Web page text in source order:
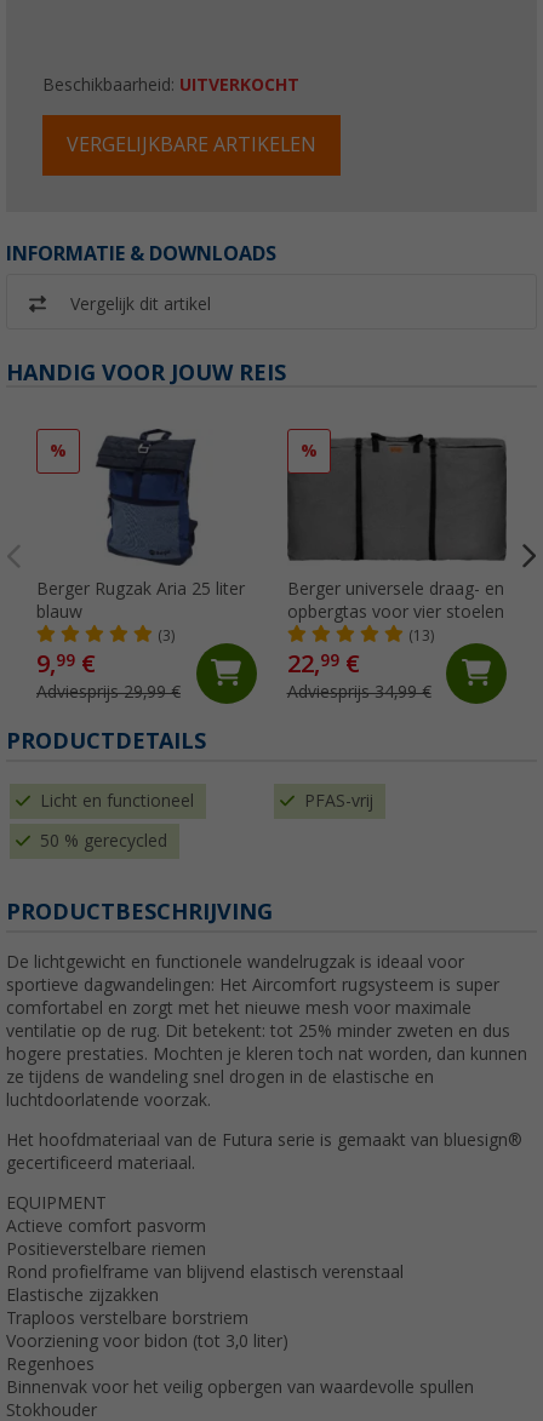
Beschikbaarheid: UITVERKOCHT
VERGELIJKBARE ARTIKELEN
INFORMATIE & DOWNLOADS
Vergelijk dit artikel
HANDIG VOOR JOUW REIS
%
Berger Rugzak Aria 25 liter
blauw
(3)
9,99 €
Adviesprijs 29,99 €
%
Berger universele draag- en
opbergtas voor vier stoelen
(13)
22,99€
Adviesprijs 34,99 €
PRODUCTDETAILS
Licht en functioneel PFAS-vrij
50 % gerecycled
PRODUCTBESCHRIJVING
De lichtgewicht en functionele wandelrugzak is ideaal voor
sportieve dagwandelingen: Het Aircomfort rugsysteem is super
comfortabel en zorgt met het nieuwe mesh voor maximale
ventilatie op de rug. Dit betekent: tot 25% minder zweten en dus
hogere prestaties. Mochten je kleren toch nat worden, dan kunnen
ze tijdens de wandeling snel drogen in de elastische en
luchtdoorlatende voorzak.
Het hoofdmateriaal van de Futura serie is gemaakt van bluesign®
gecertificeerd materiaal.
EQUIPMENT
Actieve comfort pasvorm
Positieverstelbare riemen
Rond profielframe van blijvend elastisch verenstaal
Elastische zijzakken
Traploos verstelbare borstriem
Voorziening voor bidon (tot 3,0 liter)
Regenhoes
Binnenvak voor het veilig opbergen van waardevolle spullen
Stokhouder